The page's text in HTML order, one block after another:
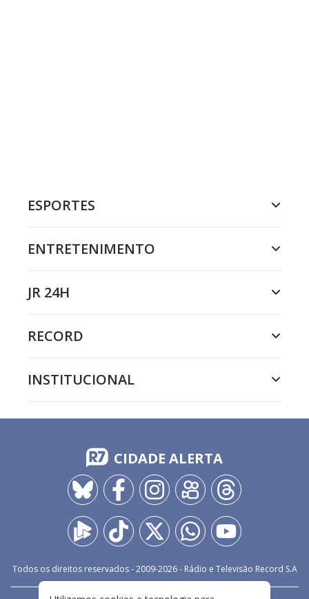
ESPORTES
ENTRETENIMENTO
JR 24H
RECORD
INSTITUCIONAL
CIDADE ALERTA
Todos os direitos reservados - 2009-2026- Rádio e Televisão Record S.A